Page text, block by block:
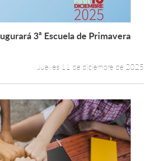
Leer más +
3ª Escuela de Primavera
Jueves 11 de diciembre de 2025